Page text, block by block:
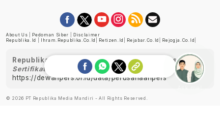
About Us Pedoman Siber
Disclaimer
Republika.id
Ihram.republika.co.id Retizen.id Rejabar.co.id Rejogja.co.id
Republika telah diverifikasi oleh Dewan Pers
Sertifikat Nomor 1058/DP-Verifikasi/K/XII/2022
https://dewanpers.or.id/data/perusahaanpers
© 2026 PT Republika Media Mandiri - All Rights Reserved.